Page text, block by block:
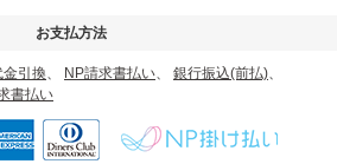
お支払方法
金引換、 NP請求書払い、 銀行振込(前払)、
書払い